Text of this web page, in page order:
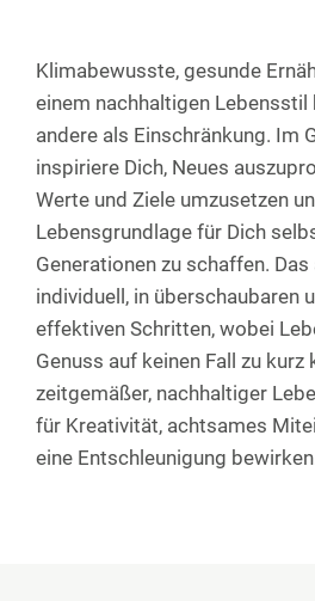
Klimabewusste, gesunde
einem nachhaltigen Lebensstil
andere als Einschränkung. Im
inspiriere Dich, Neues
Werte und Ziele umzusetzen
Lebensgrundlage für Dich
Generationen zu schaffen.
individuell, in überschaubaren
effektiven Schritten, wobei
Genuss auf keinen Fall zu kurz
zeitgemäßer, nachhaltiger
für Kreativität, achtsames
eine Entschleunigung